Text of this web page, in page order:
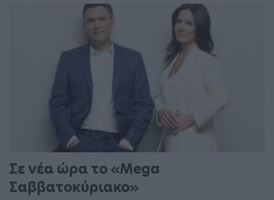
Σε νέα ώρα το «Mega
Σαββατοκύριακο»